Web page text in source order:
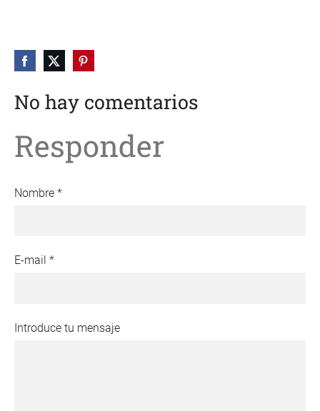
No hay comentarios
Responder
Nombre *
E-mail *
Introduce tu mensaje